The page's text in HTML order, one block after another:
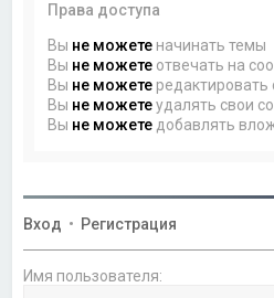
Права доступа
Вы не можете начинать темы
Вы не можете отвечать на
Вы не можете
Вы не можетеудалять свои
Вы не можете добавлять
Вход • Регистрация
Имя пользователя: